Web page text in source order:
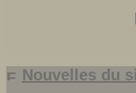
Nouvelles du